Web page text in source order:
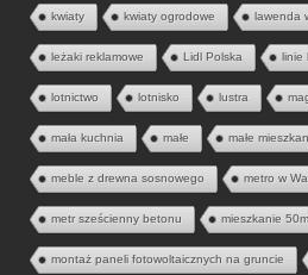
kwiaty kwiaty ogrodowe lawenda
leżaki reklamowe Lidl Polska linie
lotnictwo lotnisko lustra
mała kuchnia małe małe
meble z drewna sosnowego metro w
metr sześcienny betonu mieszkanie
montaż paneli fotowoltaicznych na gruncie